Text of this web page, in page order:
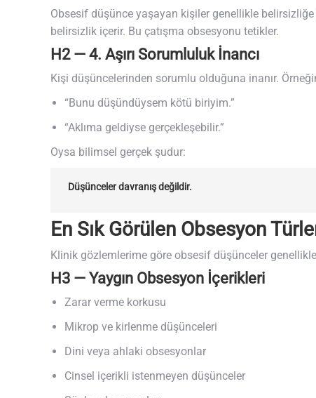
Obsesif düşünce yaşayan kişiler genellikle
belirsizlik içerir. Bu çatışma obsesyonu tetikler.
H2 — 4. Aşırı Sorumluluk İnancı
Kişi düşüncelerinden sorumlu olduğuna inanır.
“Bunu düşündüysem kötü biriyim.”
“Aklıma geldiyse gerçekleşebilir.”
Oysa bilimsel gerçek şudur:
Düşünceler davranış değildir.
En Sık Görülen Obsesyon
Klinik gözlemlerime göre obsesif düşünceler
H3 — Yaygın Obsesyon İçerikleri
Zarar verme korkusu
Mikrop ve kirlenme düşünceleri
Dini veya ahlaki obsesyonlar
Cinsel içerikli istenmeyen düşünceler